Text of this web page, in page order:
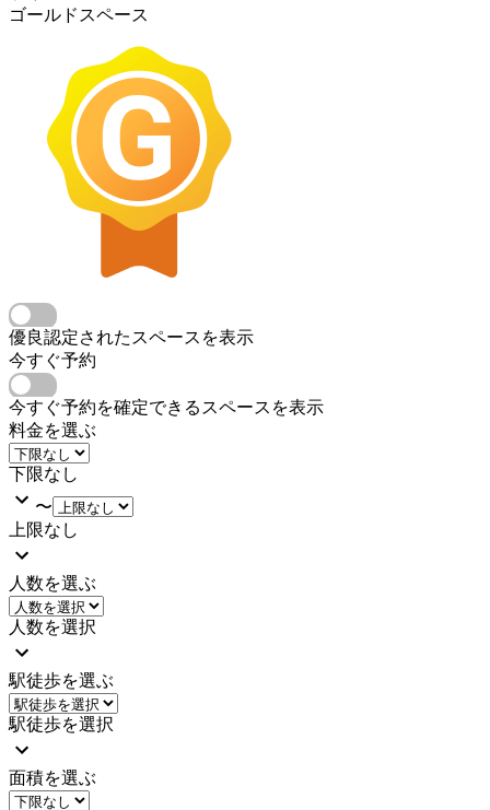
ゴールドスペース
優良認定されたスペースを表示
今すぐ予約
今すぐ予約を確定できるスペースを表示
料金を選ぶ
下限なし
〜
上限なし
人数を選ぶ
人数を選択
駅徒歩を選ぶ
駅徒歩を選択
面積を選ぶ